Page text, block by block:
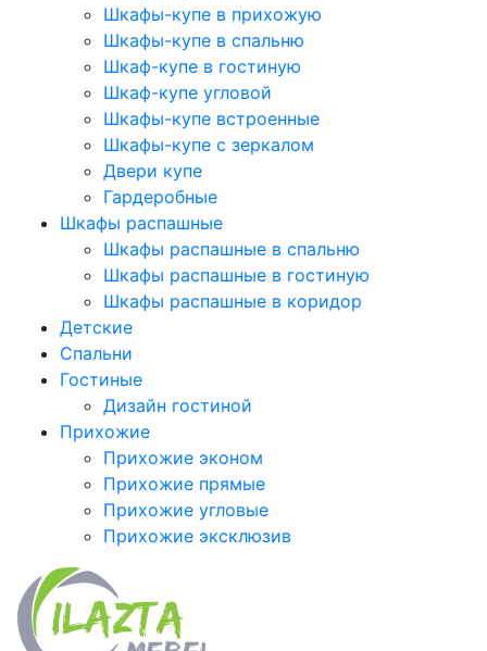
Шкафы-купе в прихожую
Шкафы-купе в спальню
Шкаф-купе в гостиную
Шкаф-купе угловой
Шкафы-купе встроенные
Шкафы-купе с зеркалом
Двери купе
Гардеробные
Шкафы распашные
Шкафы распашные в спальню
Шкафы распашные в гостиную
Шкафы распашные в коридор
Детские
Спальни
Гостиные
Дизайн гостиной
Прихожие
Прихожие эконом
Прихожие прямые
Прихожие угловые
Прихожие эксклюзив